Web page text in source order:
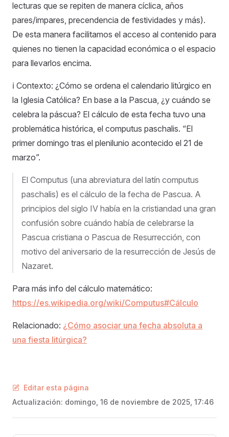
lecturas que se repiten de manera cíclica, años
pares/impares, precendencia de festividades y más).
De esta manera facilitamos el acceso al contenido para
quienes no tienen la capacidad económica o el espacio
para llevarlos encima.
ℹ️ Contexto: ¿Cómo se ordena el calendario litúrgico en
la Iglesia Católica? En base a la Pascua, ¿y cuándo se
celebra la páscua? El cálculo de esta fecha tuvo una
problemática histórica, el computus paschalis. “El
primer domingo tras el plenilunio acontecido el 21 de
marzo”.
El Computus (una abreviatura del latín computus
paschalis) es el cálculo de la fecha de Pascua. A
principios del siglo IV había en la cristiandad una gran
confusión sobre cuándo había de celebrarse la
Pascua cristiana o Pascua de Resurrección, con
motivo del aniversario de la resurrección de Jesús de
Nazaret.
Para más info del cálculo matemático:
https://es.wikipedia.org/wiki/Computus#Cálculo
Relacionado: ¿Cómo asociar una fecha absoluta a
una fiesta litúrgica?
Editar esta página
Actualización: domingo, 16 de noviembre de 2025, 17:46